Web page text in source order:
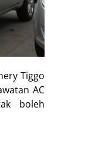
Tiggo
AC
boleh